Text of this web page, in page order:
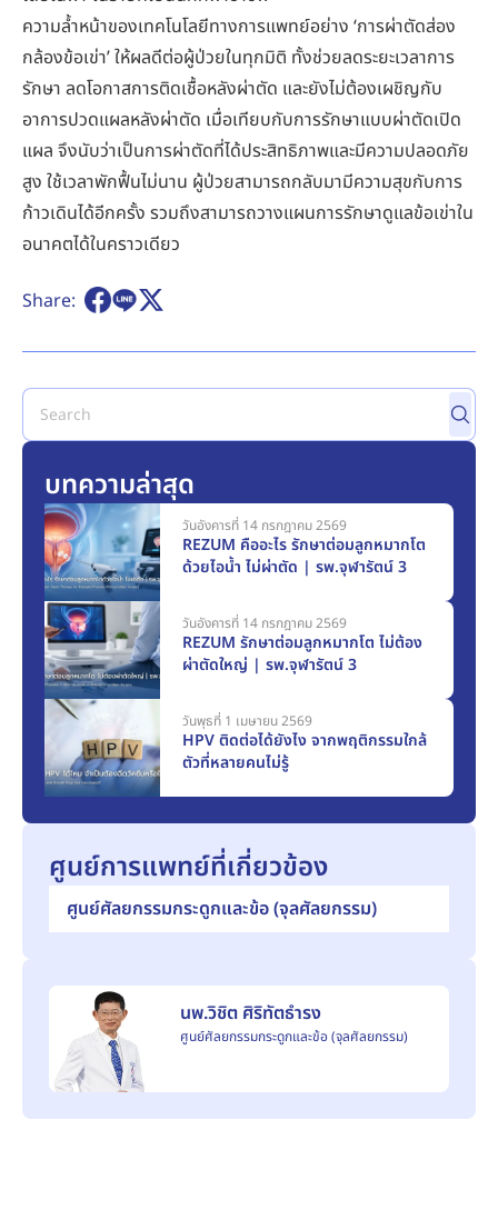
ความล้ำหน้าของเทคโนโลยีทางการแพทย์อย่าง ‘การผ่าตัดส่อง
กล้องข้อเข่า’ ให้ผลดีต่อผู้ป่วยในทุกมิติ ทั้งช่วยลดระยะเวลาการ
รักษา ลดโอกาสการติดเชื้อหลังผ่าตัด และยังไม่ต้องเผชิญกับ
อาการปวดแผลหลังผ่าตัด เมื่อเทียบกับการรักษาแบบผ่าตัดเปิด
แผล จึงนับว่าเป็นการผ่าตัดที่ได้ประสิทธิภาพและมีความปลอดภัย
สูง ใช้เวลาพักฟื้นไม่นาน ผู้ป่วยสามารถกลับมามีความสุขกับการ
ก้าวเดินได้อีกครั้ง รวมถึงสามารถวางแผนการรักษาดูแลข้อเข่าใน
อนาคตได้ในคราวเดียว
Share:
บทความล่าสุด
วันอังคารที่ 14 กรกฎาคม 2569
REZUM คืออะไร รักษาต่อมลูกหมากโต
ด้วยไอน้ำ ไม่ผ่าตัด | รพ.จุฬารัตน์ 3
วันอังคารที่ 14 กรกฎาคม 2569
REZUM รักษาต่อมลูกหมากโต ไม่ต้อง
ผ่าตัดใหญ่ | รพ.จุฬารัตน์ 3
วันพุธที่ 1 เมษายน 2569
HPV ติดต่อได้ยังไง จากพฤติกรรมใกล้
ตัวที่หลายคนไม่รู้
ศูนย์การแพทย์ที่เกี่ยวข้อง
ศูนย์ศัลยกรรมกระดูกและข้อ (จุลศัลยกรรม)
นพ.วิชิต ศิริทัตธำรง
ศูนย์ศัลยกรรมกระดูกและข้อ (จุลศัลยกรรม)